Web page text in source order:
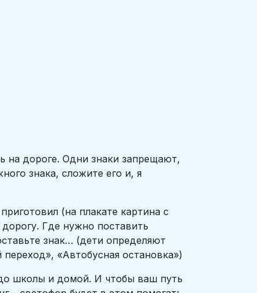
на дороге. Одни знаки запрещают,
знака, сложите его и, я
(на плакате картина с
Где нужно поставить
знак… (дети определяют
«Автобусная остановка»)
школы и домой. И чтобы ваш путь